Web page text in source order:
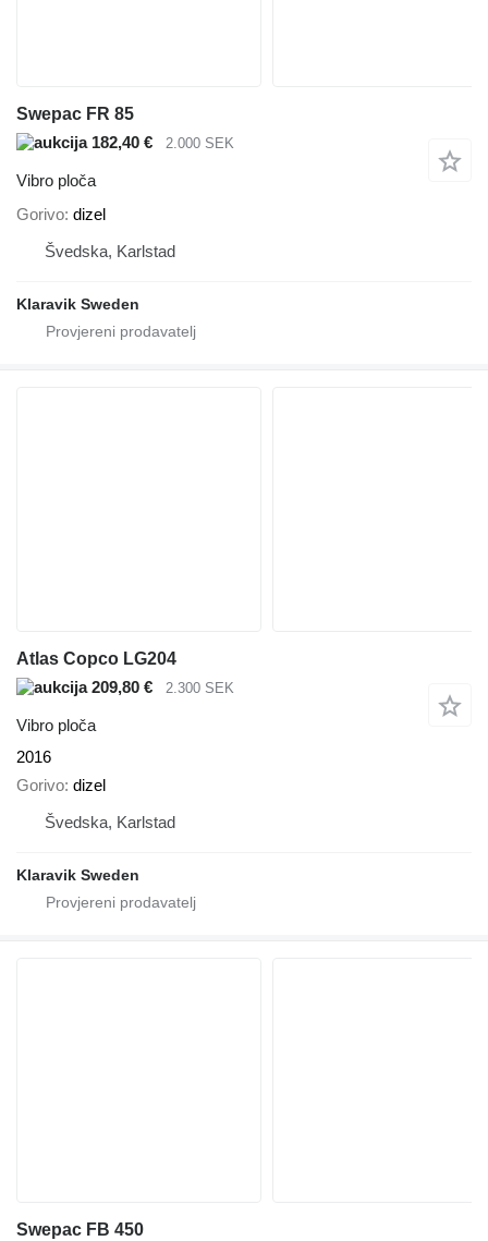
Swepac FR 85
182,40 €
2.000 SEK
Vibro ploča
Gorivo dizel
Švedska, Karlstad
Klaravik Sweden
Atlas Copco LG204
209,80 €
2.300 SEK
Vibro ploča
2016
Gorivo dizel
Švedska, Karlstad
Klaravik Sweden
Swepac FB 450